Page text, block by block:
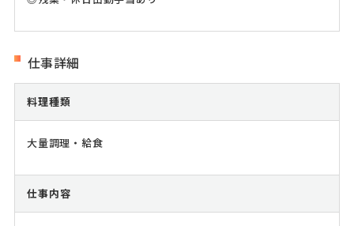
仕事詳細
料理種類
大量調理・給食
仕事内容